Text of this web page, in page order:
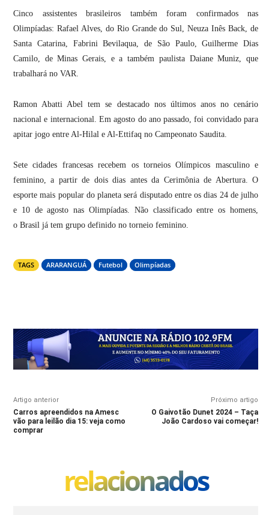
Cinco assistentes brasileiros também foram confirmados nas
Olimpíadas: Rafael Alves, do Rio Grande do Sul, Neuza Inês Back, de
Santa Catarina, Fabrini Bevilaqua, de São Paulo, Guilherme Dias
Camilo, de Minas Gerais, e a também paulista Daiane Muniz, que
trabalhará no VAR.
Ramon Abatti Abel tem se destacado nos últimos anos no cenário
nacional e internacional. Em agosto do ano passado, foi convidado para
apitar jogo entre Al-Hilal e Al-Ettifaq no Campeonato Saudita.
Sete cidades francesas recebem os torneios Olímpicos masculino e
feminino, a partir de dois dias antes da Cerimônia de Abertura. O
esporte mais popular do planeta será disputado entre os dias 24 de julho
e 10 de agosto nas Olimpíadas. Não classificado entre os homens,
o Brasil já tem grupo definido no torneio feminino.
TAGS ARARANGUÁ Futebol Olimpíadas
Artigo anterior
Carros apreendidos na Amesc
vão para leilão dia 15: veja como
comprar
Próximo artigo
O Gaivotão Dunet 2024 – Taça
João Cardoso vai começar!
relacionados